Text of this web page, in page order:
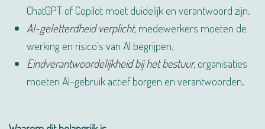
ChatGPT of Copilot moet duidelijk en verantwoord zijn.
AI-geletterdheid verplicht, medewerkers moeten de
werking en risico’s van AI begrijpen.
Eindverantwoordelijkheid bij het bestuur, organisaties
moeten AI-gebruik actief borgen en verantwoorden.